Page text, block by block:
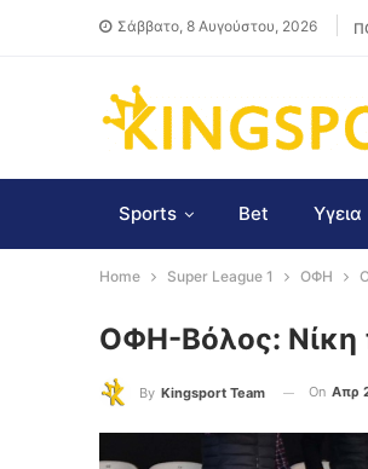
Σάββατο, 8 Αυγούστου, 2026
Sports Bet Υγεια
Home Super League 1 ΟΦΗ
ΟΦΗ-Βόλος: Νίκη
By Kingsport Team On Απρ